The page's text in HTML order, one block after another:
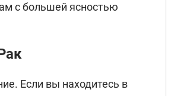
с большей ясностью
Если вы находитесь в